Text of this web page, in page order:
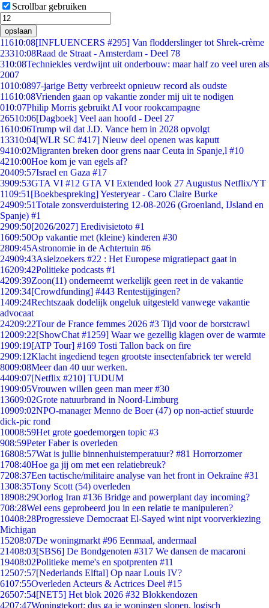
Scrollbar gebruiken
opslaan
11610:08[INFLUENCERS #295] Van flodderslinger tot Shrek-crème
23310:08Raad de Straat - Amsterdam - Deel 78
310:08Techniekles verdwijnt uit onderbouw: maar half zo veel uren als
2007
1010:0897-jarige Betty verbreekt opnieuw record als oudste
11610:08Vrienden gaan op vakantie zonder mij uit te nodigen
010:07Philip Morris gebruikt AI voor rookcampagne
26510:06[Dagboek] Veel aan hoofd - Deel 27
1610:06Trump wil dat J.D. Vance hem in 2028 opvolgt
13310:04[WLR SC #417] Nieuw deel openen was kaputt
9410:02Migranten breken door grens naar Ceuta in Spanje,l #10
4210:00Hoe kom je van egels af?
20409:57Israel en Gaza #17
3909:53GTA VI #12 GTA VI Extended look 27 Augustus Netflix/YT
1109:51 [Boekbespreking] Yesteryear - Caro Claire Burke
24909:51Totale zonsverduistering 12-08-2026 (Groenland, IJsland en
Spanje) #1
2909:50[2026/2027] Eredivisietoto #1
1609:50Op vakantie met (kleine) kinderen #30
2809:45Astronomie in de Achtertuin #6
24909:43Asielzoekers #22 : Het Europese migratiepact gaat in
16209:42Politieke podcasts #1
4209:39Zoon(11) onderneemt werkelijk geen reet in de vakantie
1209:34[Crowdfunding] #443 Rentestijgingen?
1409:24Rechtszaak dodelijk ongeluk uitgesteld vanwege vakantie
advocaat
24209:22Tour de France femmes 2026 #3 Tijd voor de borstcrawl
12009:22[ShowChat #1259] Waar we gezellig klagen over de warmte
1909:19[ATP Tour] #169 Tosti Tallon back on fire
2909:12Klacht ingediend tegen grootste insectenfabriek ter wereld
8009:08Meer dan 40 uur werken.
4409:07[Netflix #210] TUDUM
1909:05Vrouwen willen geen man meer #30
13609:02Grote natuurbrand in Noord-Limburg
10909:02NPO-manager Menno de Boer (47) op non-actief stuurde
dick-pic rond
10008:59Het grote goedemorgen topic #3
908:59Peter Faber is overleden
16808:57Wat is jullie binnenhuistemperatuur? #81 Horrorzomer
1708:40Hoe ga jij om met een relatiebreuk?
7208:37Een tactische/militaire analyse van het front in Oekraïne #31
1308:35Tony Scott (54) overleden
18908:29Oorlog Iran #136 Bridge and powerplant day incoming?
708:28Wel eens geprobeerd jou in een relatie te manipuleren?
10408:28Progressieve Democraat El-Sayed wint nipt voorverkiezing
Michigan
15208:07De woningmarkt #96 Eenmaal, andermaal
21408:03[SBS6] De Bondgenoten #317 We dansen de macaroni
19408:02Politieke meme's en spotprenten #11
12507:57[Nederlands Elftal] Op naar Louis IV?
6107:55Overleden Acteurs & Actrices Deel #15
26507:54[NET5] Het blok 2026 #32 Blokkendozen
4207:47Woningtekort: dus ga je woningen slopen, logisch